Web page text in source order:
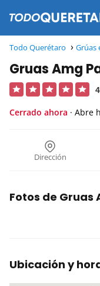
Todo Querétaro Grúas
Gruas Amg
Cerrado ahora · Abre
Dirección
Fotos de Gruas
Ubicación y